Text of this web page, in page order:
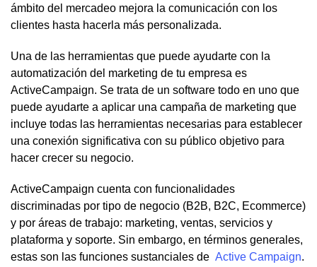
ámbito del mercadeo mejora la comunicación con los
clientes hasta hacerla más personalizada.
Una de las herramientas que puede ayudarte con la
automatización del marketing de tu empresa es
ActiveCampaign. Se trata de un software todo en uno que
puede ayudarte a aplicar una campaña de marketing que
incluye todas las herramientas necesarias para establecer
una conexión significativa con su público objetivo para
hacer crecer su negocio.
ActiveCampaign cuenta con funcionalidades
discriminadas por tipo de negocio (B2B, B2C, Ecommerce)
y por áreas de trabajo: marketing, ventas, servicios y
plataforma y soporte. Sin embargo, en términos generales,
estas son las funciones sustanciales de Active Campaign.